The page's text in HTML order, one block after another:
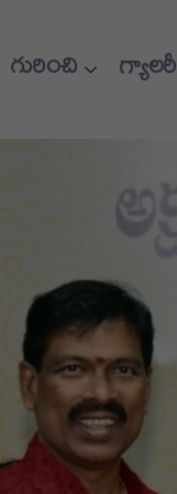
గురించి గ్యాలరీ